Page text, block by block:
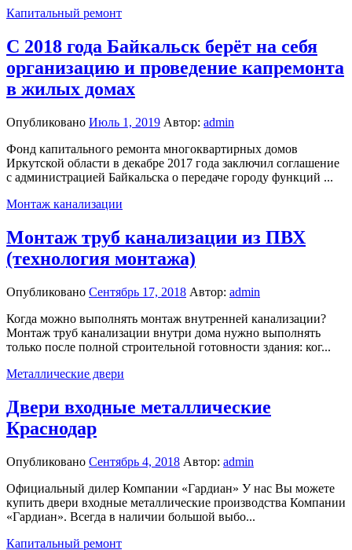
Капитальный ремонт
С 2018 года Байкальск берёт на себя
организацию и проведение капремонта
в жилых домах
Опубликовано Июль 1, 2019 Автор: admin
Фонд капитального ремонта многоквартирных домов
Иркутской области в декабре 2017 года заключил соглашение
с администрацией Байкальска о передаче городу функций ...
Монтаж канализации
Монтаж труб канализации из ПВХ
(технология монтажа)
Опубликовано Сентябрь 17, 2018 Автор: admin
Когда можно выполнять монтаж внутренней канализации?
Монтаж труб канализации внутри дома нужно выполнять
только после полной строительной готовности здания: ког...
Металлические двери
Двери входные металлические
Краснодар
Опубликовано Сентябрь 4, 2018 Автор: admin
Официальный дилер Компании «Гардиан» У нас Вы можете
купить двери входные металлические производства Компании
«Гардиан». Всегда в наличии большой выбо...
Капитальный ремонт